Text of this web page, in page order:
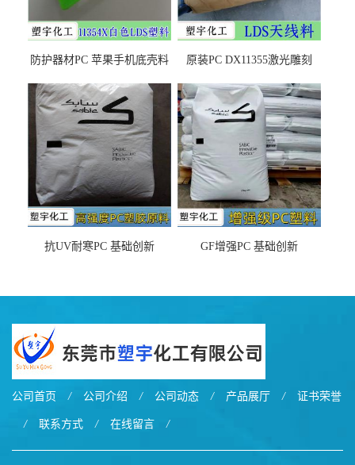
防护器材PC 苹果手机底壳料
之忧
原装PC DX11355激光雕刻
抗UV耐寒PC 基础创新
GF增强PC 基础创新
公司首页 / 公司介绍 / 公司动态 / 产品展厅 / 证书荣誉
/ 联系方式 / 在线留言 /